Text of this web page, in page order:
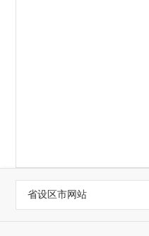
省设区市网站